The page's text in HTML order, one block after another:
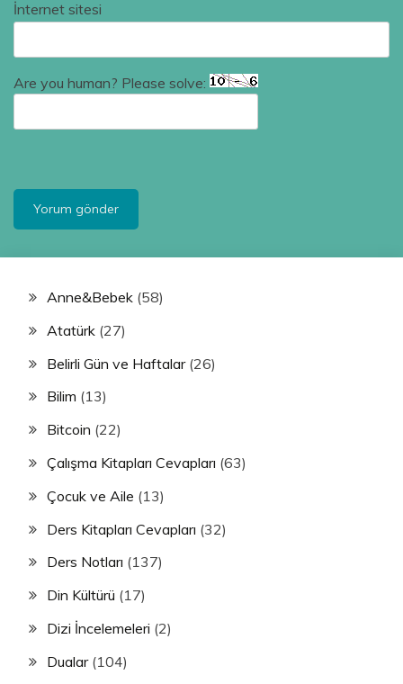
İnternet sitesi
Are you human? Please solve:
Anne&Bebek (58)
Atatürk (27)
Belirli Gün ve Haftalar(26)
Bilim (13)
Bitcoin (22)
Çalışma Kitapları Cevapları (63)
Çocuk ve Aile (13)
Ders Kitapları Cevapları (32)
Ders Notları (137)
Din Kültürü (17)
Dizi İncelemeleri (2)
Dualar(104)